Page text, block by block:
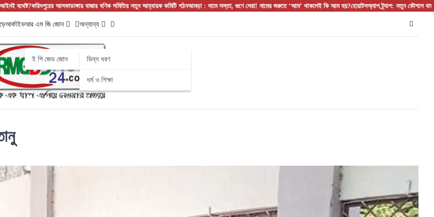
আলফাডাঙ্গায় বাজার বণিক সমিতির নতুন আহ্বায়ক কমিটি গঠনআমড়া : দামে সস্তা, গুণে সেরা! নামের শুরুতে ‘আম’ থাকলেই কি আম হয়?হোয়াটসঅ্যাপ ট্র্যাপ: নতুন কৌশলে বাড়ছে ডিজিটাল
আর্কাইভআর এম জি জোন
ই পি জেড জোন
অন্যান্য
ভিন্ন ধরণ
ধর্ম ও শিক্ষা